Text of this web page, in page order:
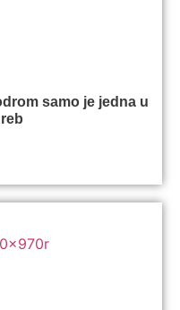
samo je jedna u